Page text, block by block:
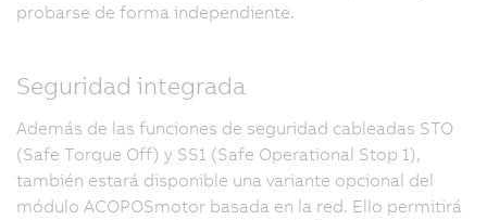
probarse de forma independiente.
Seguridad integrada
Además de las funciones de seguridad cableadas STO
(Safe Torque Off) y SS1 (Safe Operational Stop 1),
también estará disponible una variante opcional del
módulo ACOPOSmotor basada en la red. Ello permitirá